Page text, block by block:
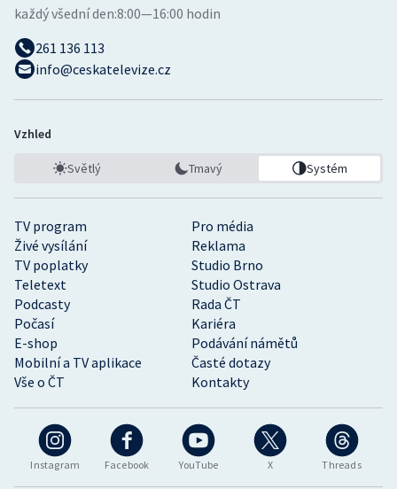
Instagram Facebook YouTube X Threads
TV program
Pro média
Živé vysílání
Reklama
TV poplatky
Studio Brno
Teletext
Studio Ostrava
Podcasty
Rada ČT
Počasí
Kariéra
E-shop
Podávání námětů
Mobilní a TV aplikace
Časté dotazy
Vše o ČT
Kontakty
každý všední den:8:00—16:00 hodin
261 136 113
info@ceskatelevize.cz
Vzhled
Světlý Tmavý Systém